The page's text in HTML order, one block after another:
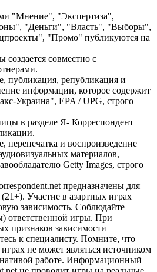
"Мнение", "Экспертиза",
"Деньги", "Власть", "Выборы",
"Промо" публикуются на
создается совместно с
публикация, републикация и
информации, которое содержит
Украина", EPA / UPG, строго
в разделе Я- Корреспондент
перепечатка и воспроизведение
материалов,
Getty Images, строго
предназначены для
Участие в азартных играх
зависимость. Соблюдайте
ответственной игры. При
признаков зависимости
к специалисту. Помните, что
не может являться источником
работе. Информационный